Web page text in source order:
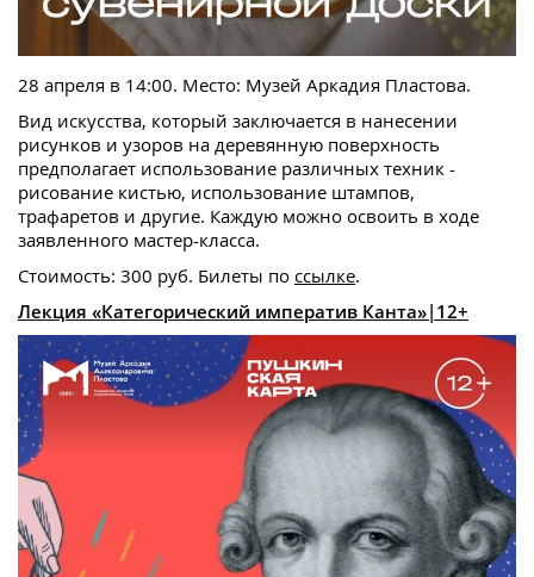
28 апреля в 14:00. Место: Музей Аркадия Пластова.
Вид искусства, который заключается в нанесении
рисунков и узоров на деревянную поверхность
предполагает использование различных техник -
рисование кистью, использование штампов,
трафаретов и другие. Каждую можно освоить в ходе
заявленного мастер-класса.
Стоимость: 300 руб. Билеты по ссылке.
Лекция «Категорический императив Канта»|12+